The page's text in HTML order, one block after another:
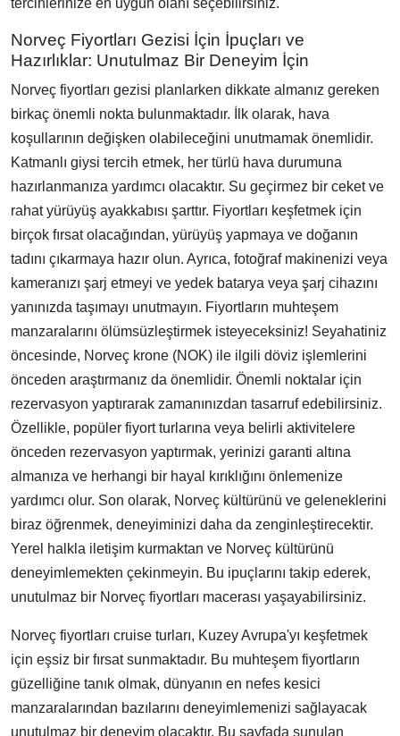
tercihlerinize en uygun olanı seçebilirsiniz.
Norveç Fiyortları Gezisi İçin İpuçları ve
Hazırlıklar: Unutulmaz Bir Deneyim İçin
Norveç fiyortları gezisi planlarken dikkate almanız gereken
birkaç önemli nokta bulunmaktadır. İlk olarak, hava
koşullarının değişken olabileceğini unutmamak önemlidir.
Katmanlı giysi tercih etmek, her türlü hava durumuna
hazırlanmanıza yardımcı olacaktır. Su geçirmez bir ceket ve
rahat yürüyüş ayakkabısı şarttır. Fiyortları keşfetmek için
birçok fırsat olacağından, yürüyüş yapmaya ve doğanın
tadını çıkarmaya hazır olun. Ayrıca, fotoğraf makinenizi veya
kameranızı şarj etmeyi ve yedek batarya veya şarj cihazını
yanınızda taşımayı unutmayın. Fiyortların muhteşem
manzaralarını ölümsüzleştirmek isteyeceksiniz! Seyahatiniz
öncesinde, Norveç krone (NOK) ile ilgili döviz işlemlerini
önceden araştırmanız da önemlidir. Önemli noktalar için
rezervasyon yaptırarak zamanınızdan tasarruf edebilirsiniz.
Özellikle, popüler fiyort turlarına veya belirli aktivitelere
önceden rezervasyon yaptırmak, yerinizi garanti altına
almanıza ve herhangi bir hayal kırıklığını önlemenize
yardımcı olur. Son olarak, Norveç kültürünü ve geleneklerini
biraz öğrenmek, deneyiminizi daha da zenginleştirecektir.
Yerel halkla iletişim kurmaktan ve Norveç kültürünü
deneyimlemekten çekinmeyin. Bu ipuçlarını takip ederek,
unutulmaz bir Norveç fiyortları macerası yaşayabilirsiniz.
Norveç fiyortları cruise turları, Kuzey Avrupa'yı keşfetmek
için eşsiz bir fırsat sunmaktadır. Bu muhteşem fiyortların
güzelliğine tanık olmak, dünyanın en nefes kesici
manzaralarından bazılarını deneyimlemenizi sağlayacak
unutulmaz bir deneyim olacaktır. Bu sayfada sunulan